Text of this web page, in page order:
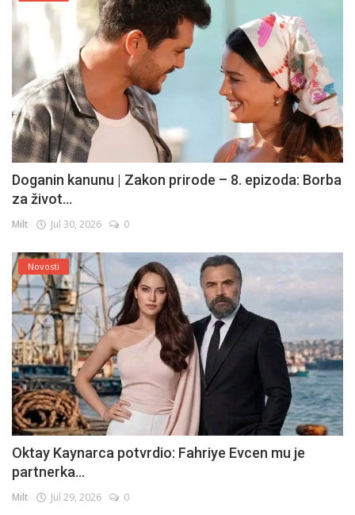
Doganin kanunu | Zakon prirode – 8. epizoda: Borba
za život...
Milt Jul 30, 2026 0
Novosti
Oktay Kaynarca potvrdio: Fahriye Evcen mu je
partnerka...
Milt Jul 29, 2026 0